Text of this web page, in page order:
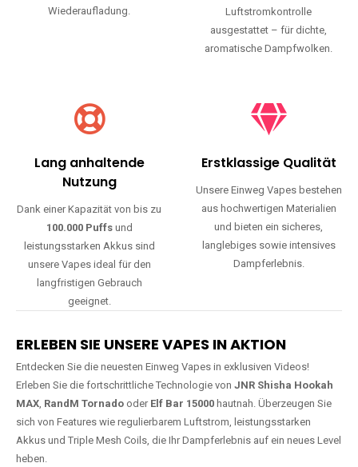
Wiederaufladung.
Luftstromkontrolle
ausgestattet – für dichte,
aromatische Dampfwolken.
Lang anhaltende
Nutzung
Dank einer Kapazität von bis zu
100.000 Puffsund
leistungsstarken Akkus sind
unsere Vapes ideal für den
langfristigen Gebrauch
geeignet.
Erstklassige Qualität
Unsere Einweg Vapes bestehen
aus hochwertigen Materialien
und bieten ein sicheres,
langlebiges sowie intensives
Dampferlebnis.
ERLEBEN SIE UNSERE VAPES IN AKTION
Entdecken Sie die neuesten Einweg Vapes in exklusiven Videos!
Erleben Sie die fortschrittliche Technologie von JNR Shisha Hookah
MAX, RandM Tornado oder Elf Bar 15000 hautnah. Überzeugen Sie
sich von Features wie regulierbarem Luftstrom, leistungsstarken
Akkus und Triple Mesh Coils, die Ihr Dampferlebnis auf ein neues Level
heben.